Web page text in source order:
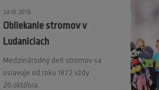
24.10.2018
Obliekanie stromov v
Ludaniciach
Medzinárodný deň stromov sa
oslavuje od roku 1872 vždy
20.októbra.